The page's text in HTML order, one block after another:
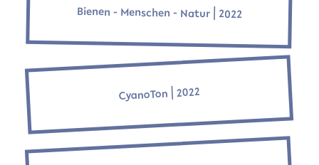
Bienen - Menschen - Natur ⎜2022
CyanoTon ⎜2022